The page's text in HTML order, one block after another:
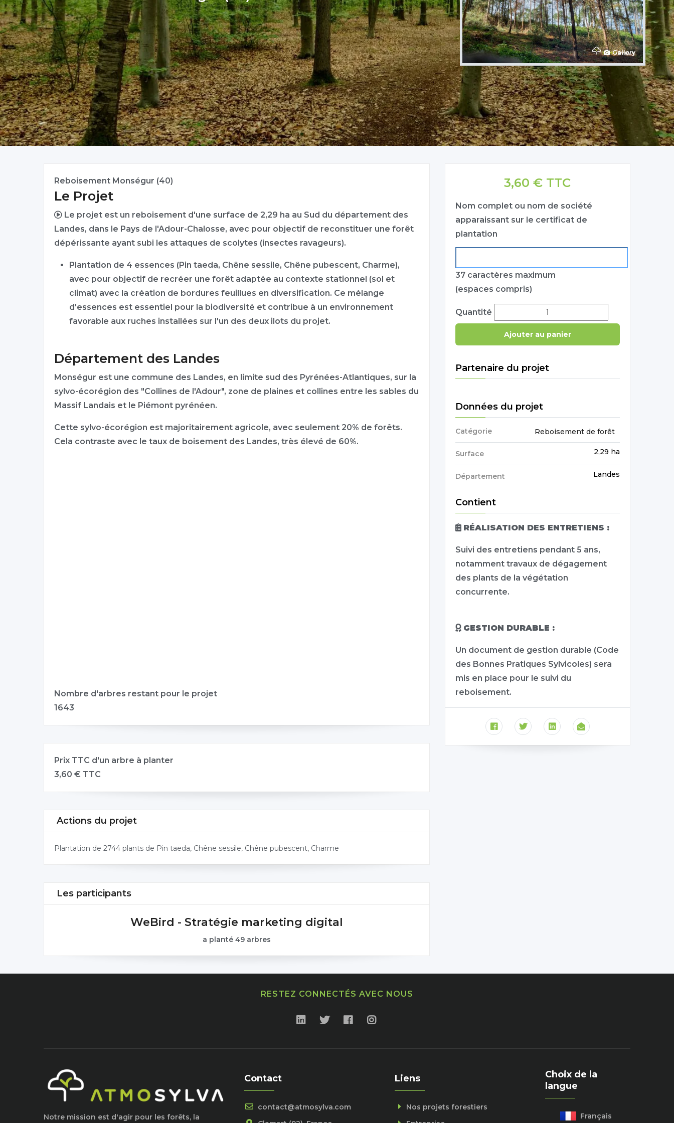
Gallery
3,60 € TTC
Nom complet ou nom de société
apparaissant sur le certificat de
plantation
37 caractères maximum
(espaces compris)
Quantité
Partenaire du projet
Données du projet
Catégorie Reboisement de forêt
Surface 2,29 ha
Département Landes
Contient
RÉALISATION DES ENTRETIENS :
Suivi des entretiens pendant 5 ans,
notamment travaux de dégagement
des plants de la végétation
concurrente.
GESTION DURABLE :
Un document de gestion durable (Code
des Bonnes Pratiques Sylvicoles) sera
mis en place pour le suivi du
reboisement.
Reboisement Monségur (40)
Le Projet
Le projet est un reboisement d'une surface de 2,29 ha au Sud du département des
Landes, dans le Pays de l'Adour-Chalosse, avec pour objectif de reconstituer une forêt
dépérissante ayant subi les attaques de scolytes (insectes ravageurs).
Plantation de 4 essences (Pin taeda, Chêne sessile, Chêne pubescent, Charme),
avec pour objectif de recréer une forêt adaptée au contexte stationnel (sol et
climat) avec la création de bordures feuillues en diversification. Ce mélange
d'essences est essentiel pour la biodiversité et contribue à un environnement
favorable aux ruches installées sur l'un des deux ilots du projet.
Département des Landes
Monségur est une commune des Landes, en limite sud des Pyrénées-Atlantiques, sur la
sylvo-écorégion des "Collines de l'Adour", zone de plaines et collines entre les sables du
Massif Landais et le Piémont pyrénéen.
Cette sylvo-écorégion est majoritairement agricole, avec seulement 20% de forêts.
Cela contraste avec le taux de boisement des Landes, très élevé de 60%.
Nombre d'arbres restant pour le projet
1643
Prix TTC d'un arbre à planter
3,60 € TTC
Actions du projet
Plantation de 2744 plants de Pin taeda, Chêne sessile, Chêne pubescent, Charme
Les participants
WeBird - Stratégie marketing digital
a planté 49 arbres
RESTEZ CONNECTÉS AVEC NOUS
Notre mission est d'agir pour les forêts, la
Contact
contact@atmosylva.com
Liens
Nos projets forestiers
Choix de la
langue
Français